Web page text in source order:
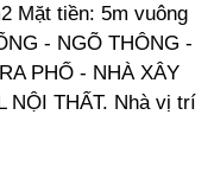
Mặt tiền: 5m vuông
- NGÕ THÔNG -
PHỐ - NHÀ XÂY
NỘI THẤT. Nhà vị trí